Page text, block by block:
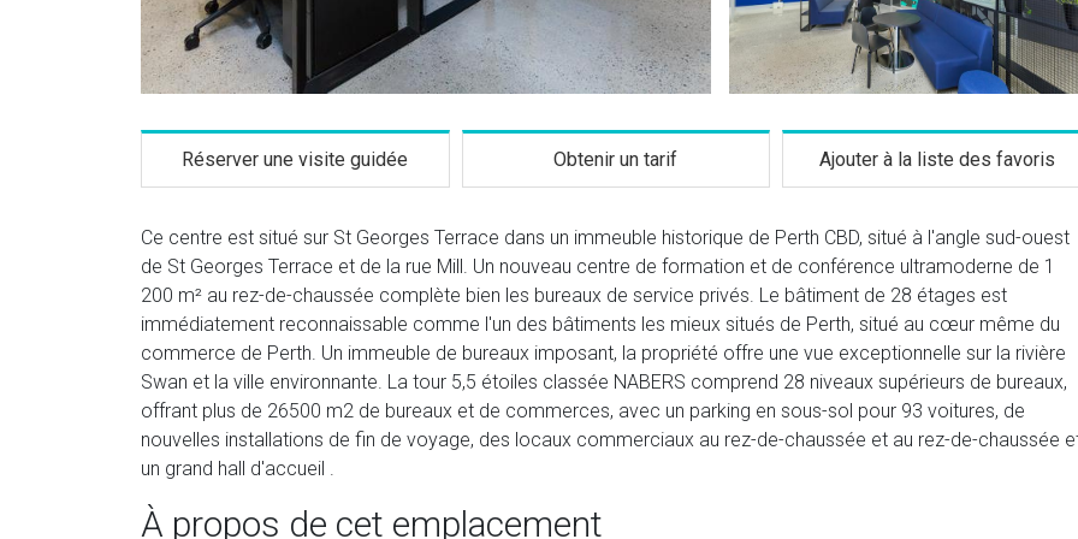
Réserver une visite guidée Obtenir un tarif Ajouter à la liste des favoris
Ce centre est situé sur St Georges Terrace dans un immeuble historique de Perth CBD, situé à l'angle sud-ouest
de St Georges Terrace et de la rue Mill. Un nouveau centre de formation et de conférence ultramoderne de 1
200 m² au rez-de-chaussée complète bien les bureaux de service privés. Le bâtiment de 28 étages est
immédiatement reconnaissable comme l'un des bâtiments les mieux situés de Perth, situé au cœur même du
commerce de Perth. Un immeuble de bureaux imposant, la propriété offre une vue exceptionnelle sur la rivière
Swan et la ville environnante. La tour 5,5 étoiles classée NABERS comprend 28 niveaux supérieurs de bureaux,
offrant plus de 26500 m2 de bureaux et de commerces, avec un parking en sous-sol pour 93 voitures, de
nouvelles installations de fin de voyage, des locaux commerciaux au rez-de-chaussée et au rez-de-chaussée
un grand hall d'accueil .
À propos de cet emplacement